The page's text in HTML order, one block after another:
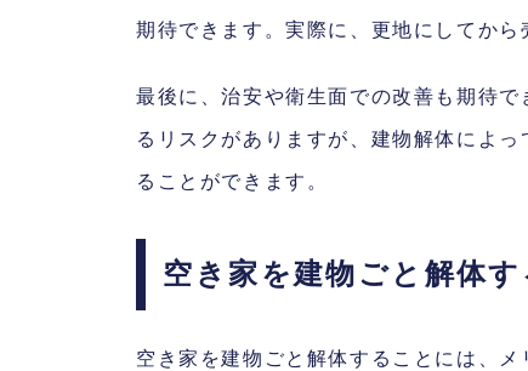
期待できます。実際に、更地にしてか
最後に、治安や衛生面での改善も期待
るリスクがありますが、建物解体によ
ることができます。
空き家を建物ごと解体
空き家を建物ごと解体することには、